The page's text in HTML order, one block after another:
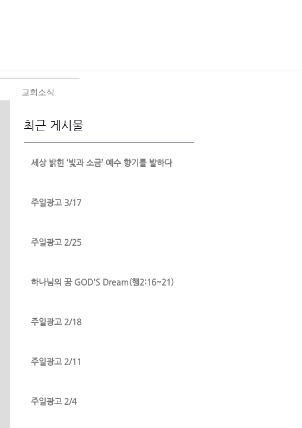
교회소식
최근 게시물
세상 밝힌 ‘빛과 소금’ 예수 향기를 발하다
주일광고 3/17
주일광고 2/25
하나님의 꿈 GOD'S Dream(행2:16~21)
주일광고 2/18
주일광고 2/11
주일광고 2/4